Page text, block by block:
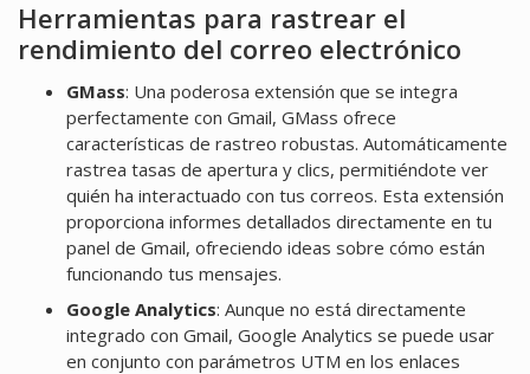
Herramientas para rastrear el
rendimiento del correo electrónico
GMass: Una poderosa extensión que se integra
perfectamente con Gmail, GMass ofrece
características de rastreo robustas. Automáticamente
rastrea tasas de apertura y clics, permitiéndote ver
quién ha interactuado con tus correos. Esta extensión
proporciona informes detallados directamente en tu
panel de Gmail, ofreciendo ideas sobre cómo están
funcionando tus mensajes.
Google Analytics: Aunque no está directamente
integrado con Gmail, Google Analytics se puede usar
en conjunto con parámetros UTM en los enlaces